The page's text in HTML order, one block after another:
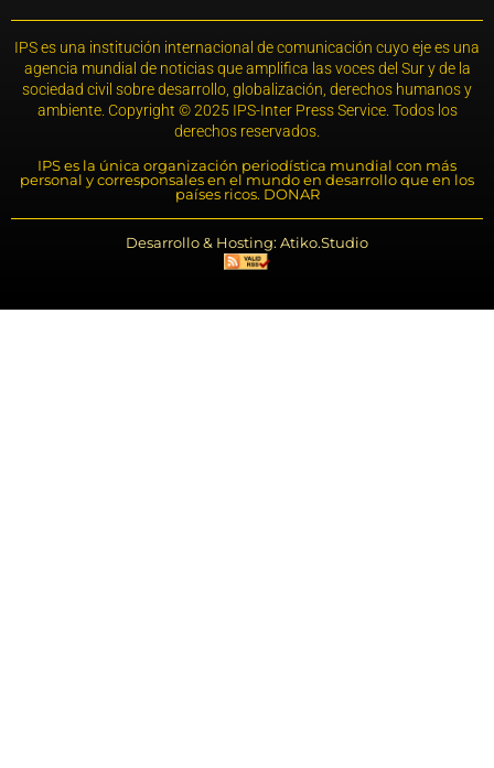
IPS es una institución internacional de comunicación cuyo eje es una
agencia mundial de noticias que amplifica las voces del Sur y de la
sociedad civil sobre desarrollo, globalización, derechos humanos y
ambiente. Copyright © 2025 IPS-Inter Press Service. Todos los
derechos reservados.
IPS es la única organización periodística mundial con más
personal y corresponsales en el mundo en desarrollo que en los
países ricos. DONAR
Desarrollo & Hosting: Atiko.Studio